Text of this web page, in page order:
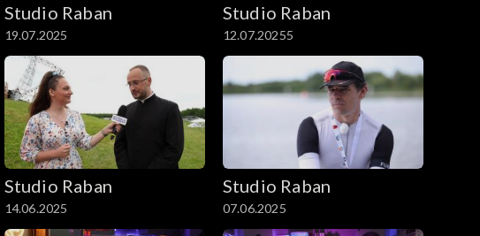
Studio Raban
19.07.2025
Studio Raban
12.07.20255
Studio Raban
14.06.2025
Studio Raban
07.06.2025